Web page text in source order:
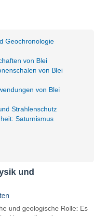
Geochronologie
von Blei
von Blei
von Blei
Strahlenschutz
Saturnismus
und
und geologische Rolle: Es